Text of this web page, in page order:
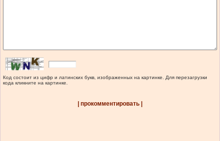
Код состоит из цифр и латинских букв, изображенных на картинке. Для перезагрузки
кода кликните на картинке.
| прокомментировать |